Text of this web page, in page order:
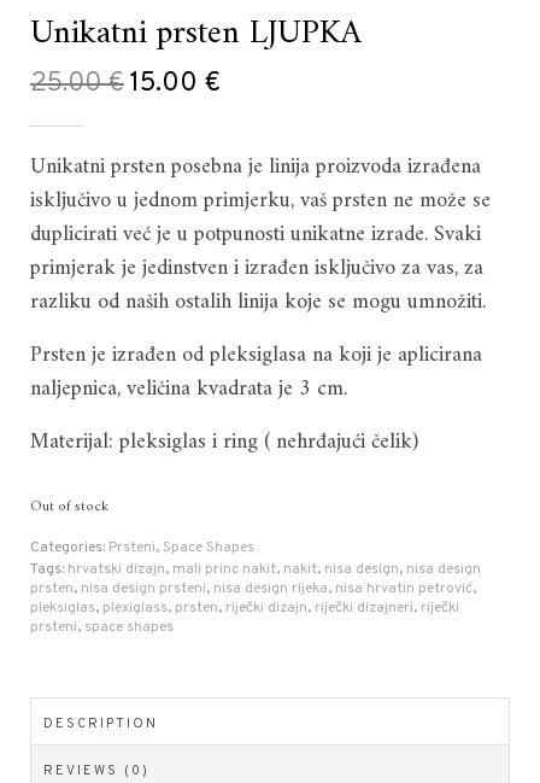
Unikatni prsten LJUPKA
25.00€Original
was:
25.00 €.
15.00 €
is:
15.00 €.
Unikatni prsten posebna je linija proizvoda izrađena
isključivo u jednom primjerku, vaš prsten ne može se
duplicirati već je u potpunosti unikatne izrade. Svaki
primjerak je jedinstven i izrađen isključivo za vas, za
razliku od naših ostalih linija koje se mogu umnožiti.
Prsten je izrađen od pleksiglasa na koji je aplicirana
naljepnica, veličina kvadrata je 3 cm.
Materijal: pleksiglas i ring ( nehrđajući čelik)
Out of stock
Categories: Prsteni, Space Shapes
Tags: hrvatski dizajn, mali princ nakit, nakit, nisa design, nisa design
prsten, nisa design prsteni, nisa design rijeka, nisa hrvatin petrović,
pleksiglas, plexiglass, prsten, riječki dizajn, riječki dizajneri, riječki
prsteni, space shapes
DESCRIPTION
REVIEWS (0)